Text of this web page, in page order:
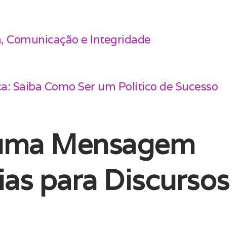
Comunicação e Integridade
Saiba Como Ser um Político de Sucesso
Mensagem
para Discursos